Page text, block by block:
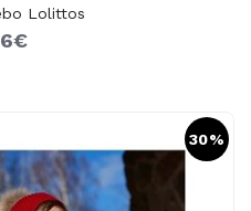
Lolittos
30%